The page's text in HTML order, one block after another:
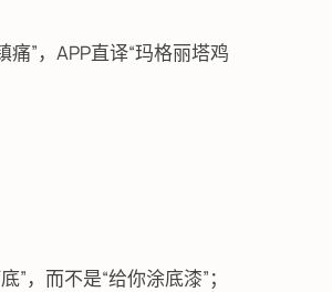
”，APP直译“玛格丽塔鸡
，而不是“给你涂底漆”；